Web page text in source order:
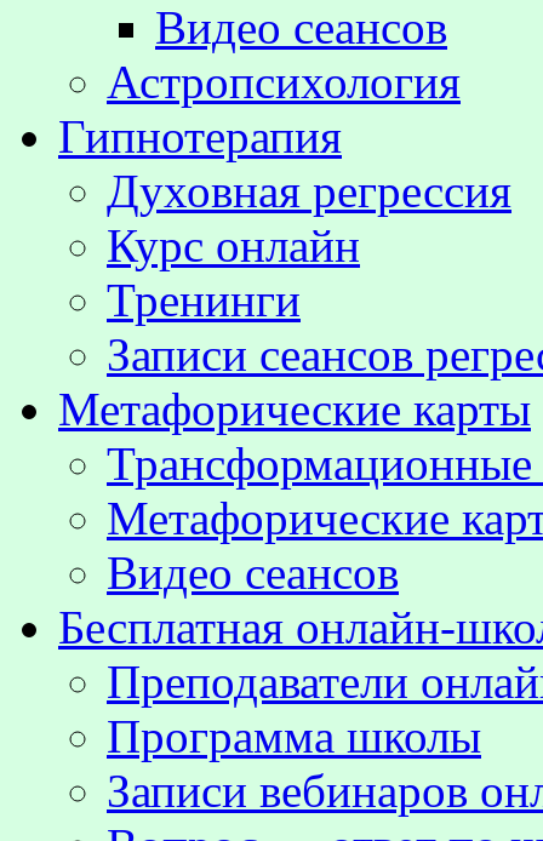
Видео сеансов
Астропсихология
Гипнотерапия
Духовная регрессия
Курс онлайн
Тренинги
Записи сеансов
Метафорические карты
Метафорические
Видео сеансов
Бесплатная онлайн-
Преподаватели
Программа школы
Записи вебинаров